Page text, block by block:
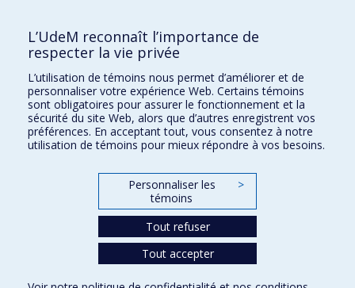
Qui fait quoi?
Nous trouver
Plan du site
Accessibilité
L’UdeM reconnaît l’importance de
respecter la vie privée
L’utilisation de témoins nous permet d’améliorer et de
personnaliser votre expérience Web. Certains témoins
sont obligatoires pour assurer le fonctionnement et la
sécurité du site Web, alors que d’autres enregistrent vos
préférences. En acceptant tout, vous consentez à notre
utilisation de témoins pour mieux répondre à vos besoins.
Personnaliser les
témoins
>
Tout refuser
Tout accepter